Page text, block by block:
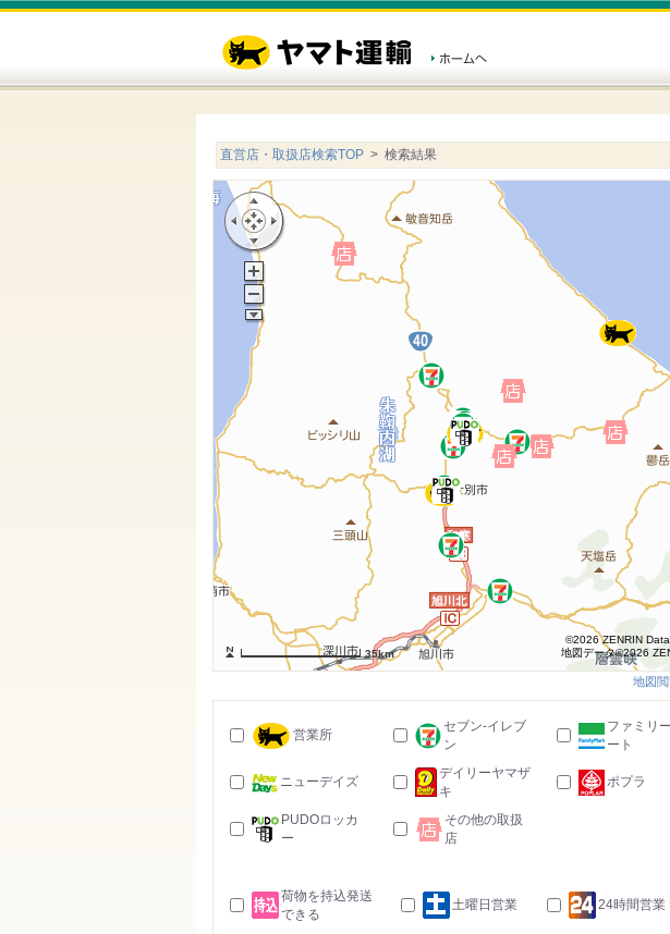
直営店・取扱店検索TOP > 検索結果
35km
©2026 ZENRIN
地図データ©2026
地図
営業所
セブン-イレブ
ン
ファミリ
ート
ニューデイズ
デイリーヤマザ
キ
ポプラ
PUDOロッカ
ー
その他の取扱
店
荷物を持込発送
できる
土曜日営業 24時間営業